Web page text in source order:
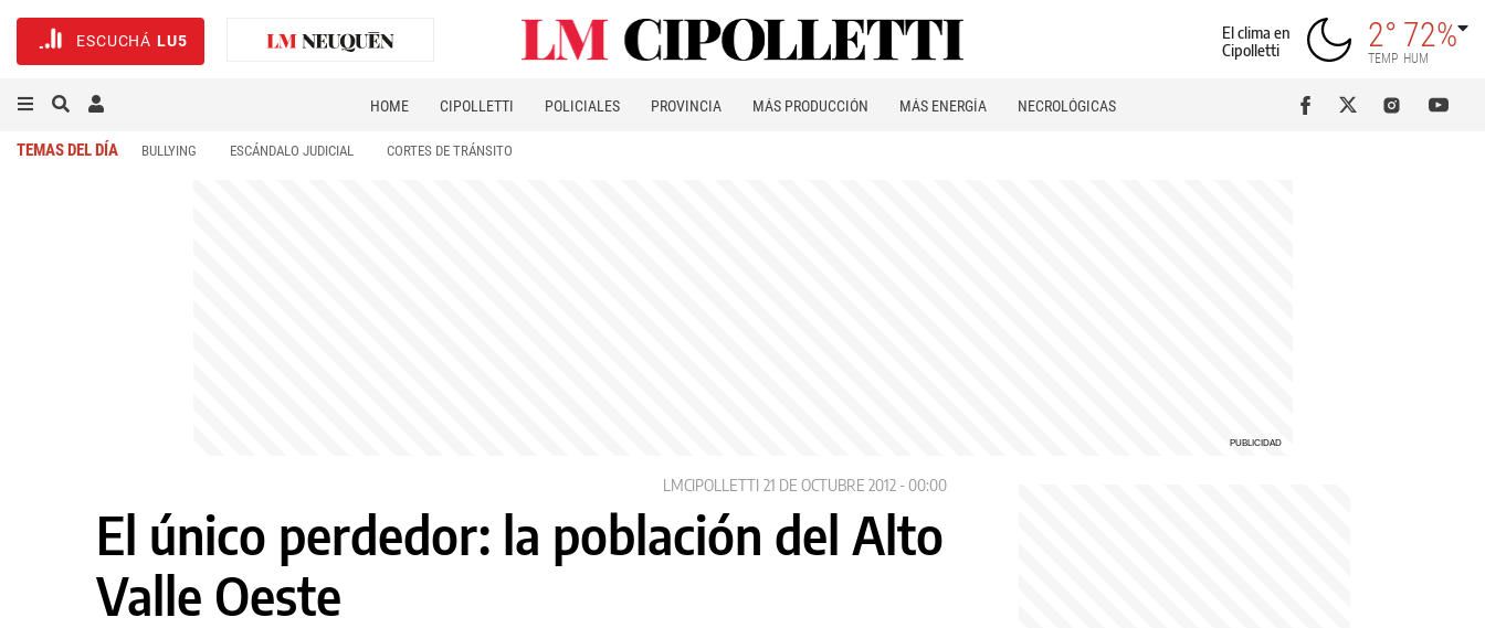
ESCUCHÁ LU5
El clima en
Cipolletti
2°
TEMP
72%
HUM
HOME CIPOLLETTI POLICIALES PROVINCIA MÁS PRODUCCIÓN MÁS ENERGÍA NECROLÓGICAS
TEMAS DEL DÍA BULLYING ESCÁNDALO JUDICIAL CORTES DE TRÁNSITO
LMCIPOLLETTI 21 DE OCTUBRE 2012 - 00:00
El único perdedor: la población del Alto
Valle Oeste